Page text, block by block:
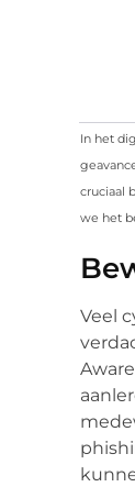
In het
cruciaal
we het
Veel